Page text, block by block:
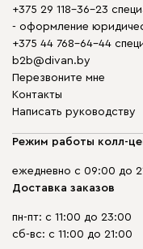
+375 29 118-36-23
- оформление
+375 44 768-64-44
b2b@divan.by
Перезвоните мне
Контакты
Написать руководству
Режим работы колл-
ежедневно с 09:00 до
Доставка заказов
пн-пт: с 11:00 до 23:00
сб-вс: с 11:00 до 21:00